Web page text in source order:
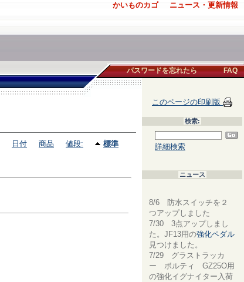
かいものカゴ ニュース・更新情報
パスワードを忘れたら FAQ
日付 商品 値段: 標準
このページの印刷版
検索:
詳細検索
ニュース
8/6 防水スイッチを２
つアップしました
7/30 3点アップしまし
た。JF13用の強化ペダル
見つけました。
7/29 グラストラッカ
ー ボルティ GZ25O用
の強化イグナイター入荷